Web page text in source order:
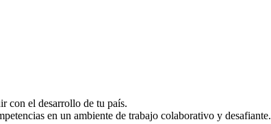
con el desarrollo de tu país.
en un ambiente de trabajo colaborativo y desafiante.